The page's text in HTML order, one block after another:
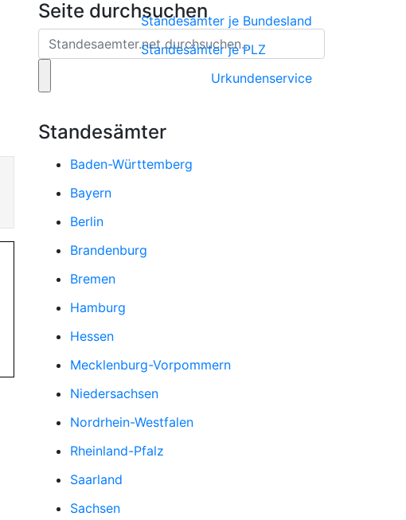
Standesämter je Bundesland
Standesämter je PLZ
Urkundenservice
Seite durchsuchen
Standesämter
Baden-Württemberg
Bayern
Berlin
Brandenburg
Bremen
Hamburg
Hessen
Mecklenburg-Vorpommern
Niedersachsen
Nordrhein-Westfalen
Rheinland-Pfalz
Saarland
Sachsen